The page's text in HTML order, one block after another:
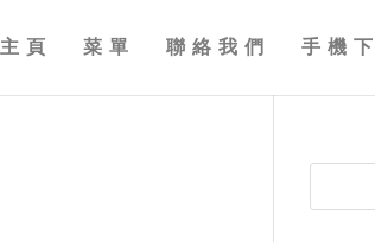
主頁 菜單 聯絡我們 手機